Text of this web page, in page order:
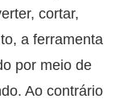
cortar,
a ferramenta
por meio de
Ao contrário